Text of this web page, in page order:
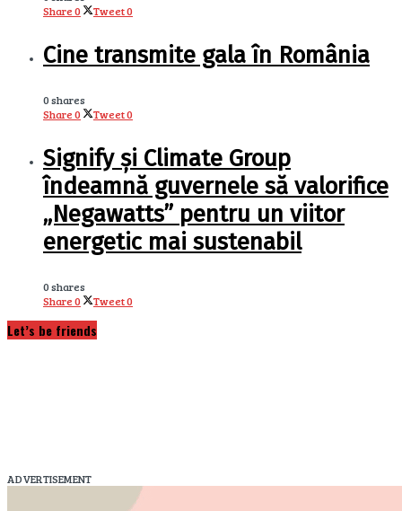
Share0 Tweet0
Cine transmite gala în România
0 shares
Share0 Tweet0
Signify și Climate Group
îndeamnă guvernele să valorifice
„Negawatts” pentru un viitor
energetic mai sustenabil
0 shares
Share0 Tweet0
Let’s be friends
ADVERTISEMENT